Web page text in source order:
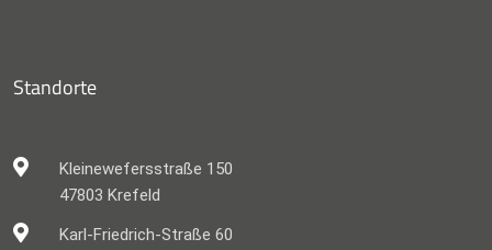
Standorte
Kleinewefersstraße 150
47803 Krefeld
Karl-Friedrich-Straße 60